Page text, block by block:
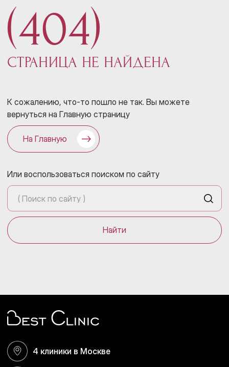
(404)
СТРАНИЦА НЕ НАЙДЕНА
К сожалению, что-то пошло не так. Вы можете
вернуться на Главную страницу
На Главную
Или воспользоваться поиском по сайту
Найти
4 клиники в Москве